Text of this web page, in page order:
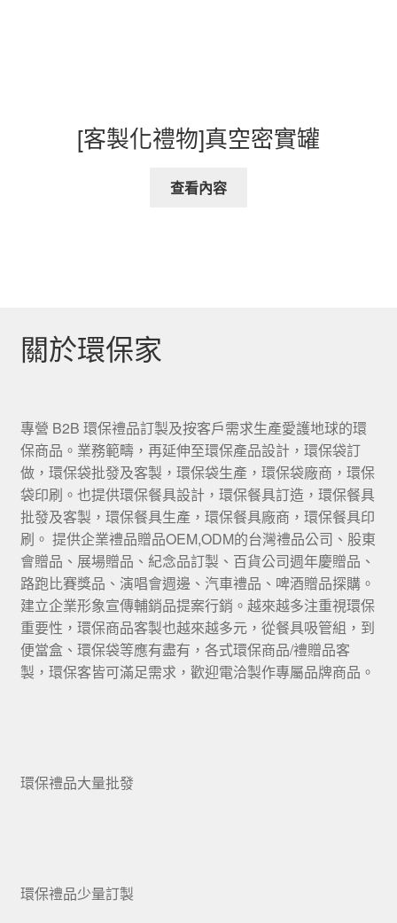
[客製化禮物]真空密實罐
查看內容
關於環保家
專營 B2B 環保禮品訂製及按客戶需求生產愛護地球的環
保商品。業務範疇，再延伸至環保產品設計，環保袋訂
做，環保袋批發及客製，環保袋生產，環保袋廠商，環保
袋印刷。也提供環保餐具設計，環保餐具訂造，環保餐具
批發及客製，環保餐具生產，環保餐具廠商，環保餐具印
刷。 提供企業禮品贈品OEM,ODM的台灣禮品公司、股東
會贈品、展場贈品、紀念品訂製、百貨公司週年慶贈品、
路跑比賽獎品、演唱會週邊、汽車禮品、啤酒贈品探購。
建立企業形象宣傳輔銷品提案行銷。越來越多注重視環保
重要性，環保商品客製也越來越多元，從餐具吸管組，到
便當盒、環保袋等應有盡有，各式環保商品/禮贈品客
製，環保客皆可滿足需求，歡迎電洽製作專屬品牌商品。
環保禮品大量批發
環保禮品少量訂製